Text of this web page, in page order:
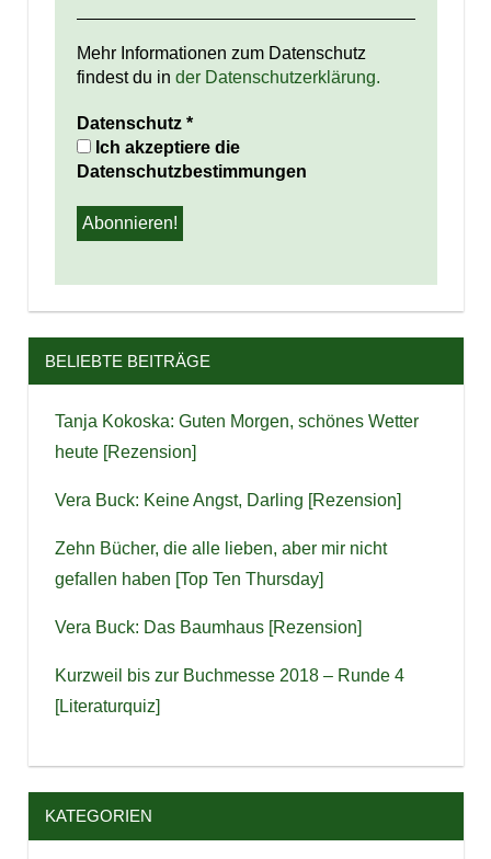
Mehr Informationen zum Datenschutz
findest du in der Datenschutzerklärung.
Datenschutz *
Ich akzeptiere die
Datenschutzbestimmungen
BELIEBTE BEITRÄGE
Tanja Kokoska: Guten Morgen, schönes Wetter
heute [Rezension]
Vera Buck: Keine Angst, Darling [Rezension]
Zehn Bücher, die alle lieben, aber mir nicht
gefallen haben [Top Ten Thursday]
Vera Buck: Das Baumhaus [Rezension]
Kurzweil bis zur Buchmesse 2018 – Runde 4
[Literaturquiz]
KATEGORIEN